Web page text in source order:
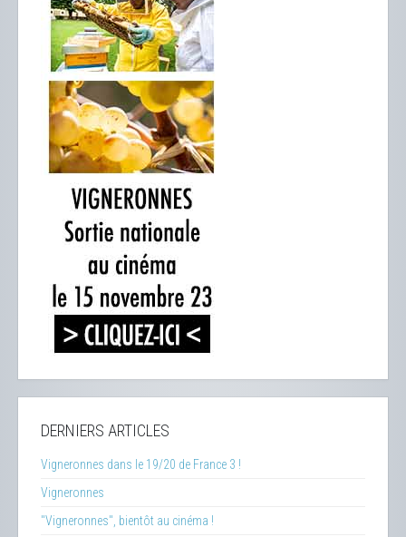
DERNIERS ARTICLES
Vigneronnes dans le 19/20 de France 3 !
Vigneronnes
"Vigneronnes", bientôt au cinéma !